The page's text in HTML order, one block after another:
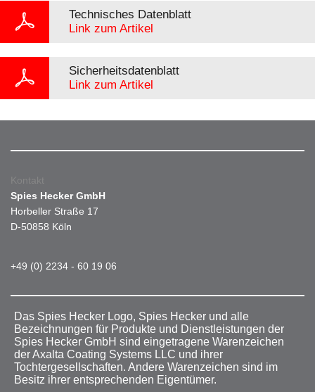
Technisches Datenblatt
Link zum Artikel
Sicherheitsdatenblatt
Link zum Artikel
Kontakt
Spies Hecker GmbH
Horbeller Straße 17
D-50858 Köln
+49 (0) 2234 - 60 19 06
Das Spies Hecker Logo, Spies Hecker und alle
Bezeichnungen für Produkte und Dienstleistungen der
Spies Hecker GmbH sind eingetragene Warenzeichen
der Axalta Coating Systems LLC und ihrer
Tochtergesellschaften. Andere Warenzeichen sind im
Besitz ihrer entsprechenden Eigentümer.